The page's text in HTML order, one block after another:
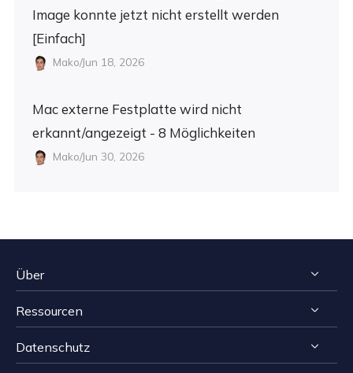
Image konnte jetzt nicht erstellt werden
[Einfach]
Mako/Jun 18, 2026
Mac externe Festplatte wird nicht
erkannt/angezeigt - 8 Möglichkeiten
Mako/Jun 30, 2026
Über
Impressum
Reviews & Awards
Ressourcen
Tipps zur Windows Datenrettung
Datenschutz